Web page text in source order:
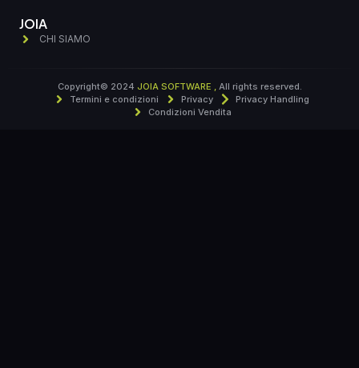
JOIA
CHI SIAMO
Copyright© 2024 JOIA SOFTWARE , All rights reserved.
Termini e condizioni
Privacy
Privacy Handling
Condizioni Vendita